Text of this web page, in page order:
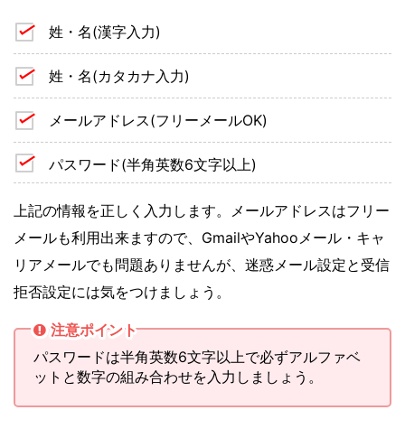
姓・名(漢字入力)
姓・名(カタカナ入力)
メールアドレス(フリーメールOK)
パスワード(半角英数6文字以上)
上記の情報を正しく入力します。メールアドレスはフリー
メールも利用出来ますので、GmailやYahooメール・キャ
リアメールでも問題ありませんが、迷惑メール設定と受信
拒否設定には気をつけましょう。
注意ポイント
パスワードは半角英数6文字以上で必ずアルファベ
ットと数字の組み合わせを入力しましょう。